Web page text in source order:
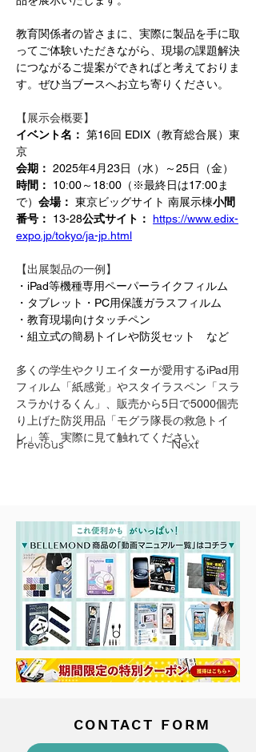
Previous Next
教育関係者の皆さまに、実際に製品を手に取
ってご体験いただきながら、現場の課題解決
につながるご提案ができればと考えておりま
す。ぜひ当ブースへお立ち寄りください。
【展示会概要】
イベント名： 第16回 EDIX（教育総合展）東
京
会期： 2025年4月23日（水）～25日（金）
時間：
10:00～18:00（※最終日は17:00ま
で） 会場： 東京ビッグサイト 南展示棟小間
番号：
13-28公式サイト： https://www.edix-
expo.jp/tokyo/ja-jp.html
【出展製品の一例】
・iPad等機種専用ペーパーライクフィルム
・タブレット・PC用保護ガラスフィルム
・教育現場向けタッチペン
・組立式の簡易トイレや防災セット　など
多くの学生やクリエイターが愛用するiPad用
フィルム「紙感覚」やスタイラスペン「スラ
スラかけるくん」、販売から5日で5000個売
り上げた防災用品「モグラ隊長の救急トイ
レ」等、実際に見て触れてください。
​CONTACT FORM